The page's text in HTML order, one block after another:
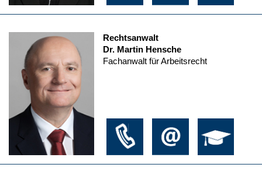
Rechtsanwalt
Dr. Martin Hensche
Fachanwalt für Arbeitsrecht